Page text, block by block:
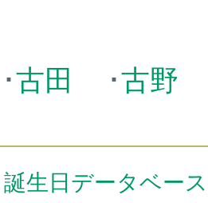
･古田 ･古野
生日データベース